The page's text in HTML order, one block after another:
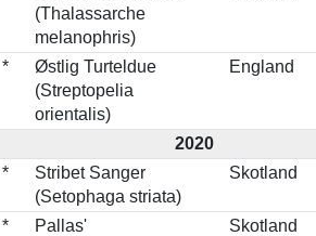
(Thalassarche
melanophris)
*
Østlig Turteldue
(Streptopelia
orientalis)
England
2020
*
Stribet Sanger
(Setophaga striata)
Skotland
*
Pallas'
Skotland